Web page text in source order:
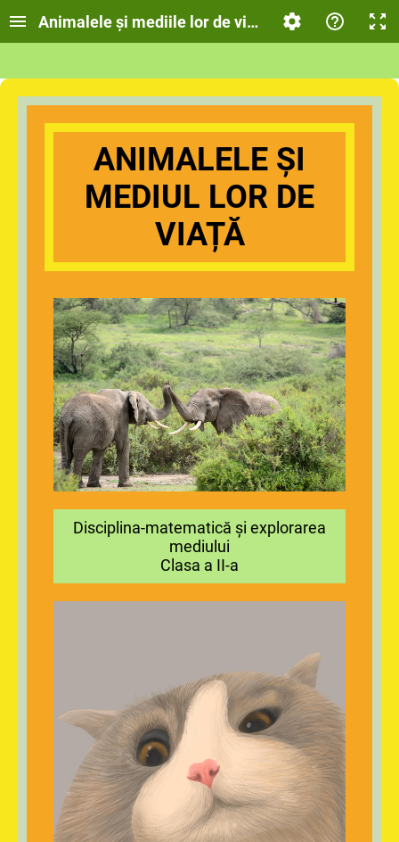
Animalele și mediile lor de viață
ANIMALELE ȘI
MEDIUL LOR DE
VIAȚĂ
Disciplina-matematică și explorarea
mediului
Clasa a II-a